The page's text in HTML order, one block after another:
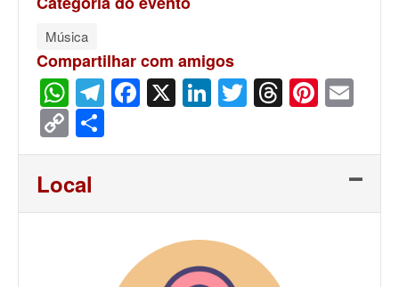
Música
Compartilhar com amigos
WhatsApp
Telegram
Facebook
X LinkedIn
Twitter
Threads
Copy
Link
Local